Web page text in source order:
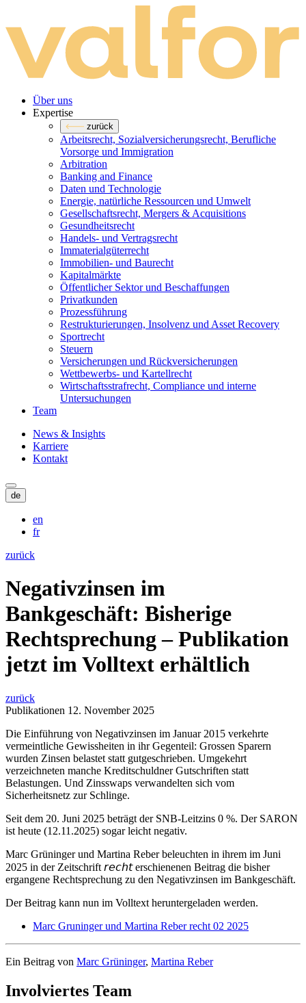
Über uns
Expertise
zurück
Arbeitsrecht, Sozialversicherungsrecht, Berufliche
Vorsorge und Immigration
Arbitration
Banking and Finance
Daten und Technologie
Energie, natürliche Ressourcen und Umwelt
Gesellschaftsrecht, Mergers & Acquisitions
Gesundheitsrecht
Handels- und Vertragsrecht
Immaterialgüterrecht
Immobilien- und Baurecht
Kapitalmärkte
Öffentlicher Sektor und Beschaffungen
Privatkunden
Prozessführung
Restrukturierungen, Insolvenz und Asset Recovery
Sportrecht
Steuern
Versicherungen und Rückversicherungen
Wettbewerbs- und Kartellrecht
Wirtschaftsstrafrecht, Compliance und interne
Untersuchungen
Team
News & Insights
Karriere
Kontakt
de
en
fr
zurück
Negativzinsen im
Bankgeschäft: Bisherige
Rechtsprechung – Publikation
jetzt im Volltext erhältlich
zurück
Publikationen 12. November 2025
Die Einführung von Negativzinsen im Januar 2015 verkehrte
vermeintliche Gewissheiten in ihr Gegenteil: Grossen Sparern
wurden Zinsen belastet statt gutgeschrieben. Umgekehrt
verzeichneten manche Kreditschuldner Gutschriften statt
Belastungen. Und Zinsswaps verwandelten sich vom
Sicherheitsnetz zur Schlinge.
Seit dem 20. Juni 2025 beträgt der SNB-Leitzins 0 %. Der SARON
ist heute (12.11.2025) sogar leicht negativ.
Marc Grüninger und Martina Reber beleuchten in ihrem im Juni
2025 in der Zeitschrift 𝘳𝘦𝘤𝘩𝘵 erschienenen Beitrag die bisher
ergangene Rechtsprechung zu den Negativzinsen im Bankgeschäft.
Der Beitrag kann nun im Volltext heruntergeladen werden.
Marc Gruninger und Martina Reber recht 02 2025
Ein Beitrag von Marc Grüninger, Martina Reber
Involviertes Team